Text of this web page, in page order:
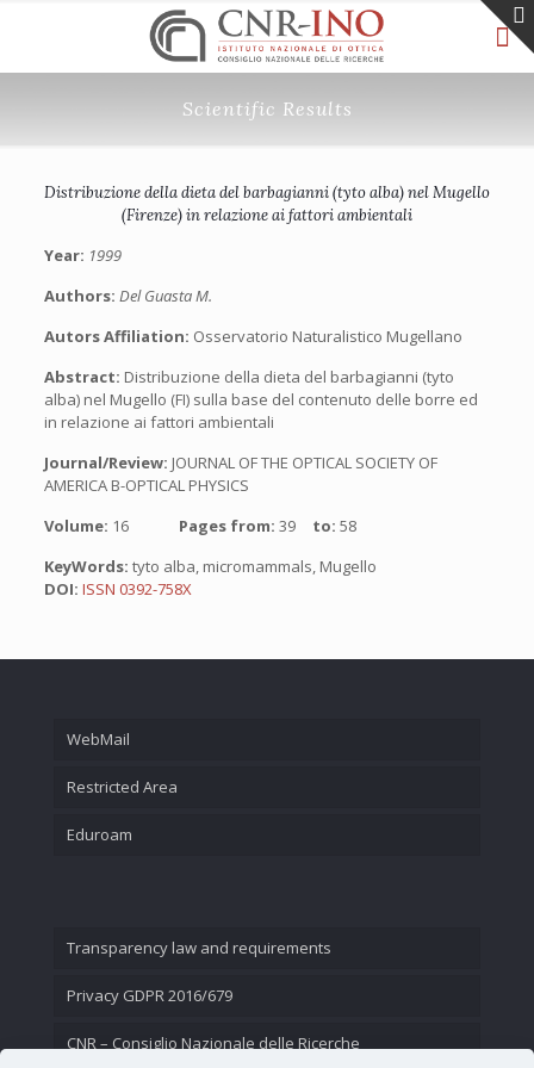
Scientific Results
Distribuzione della dieta del barbagianni (tyto alba) nel Mugello
(Firenze) in relazione ai fattori ambientali
Year: 1999
Authors: Del Guasta M.
Autors Affiliation: Osservatorio Naturalistico Mugellano
Abstract: Distribuzione della dieta del barbagianni (tyto
alba) nel Mugello (FI) sulla base del contenuto delle borre ed
in relazione ai fattori ambientali
Journal/Review: JOURNAL OF THE OPTICAL SOCIETY OF
AMERICA B-OPTICAL PHYSICS
Volume: 16 Pages from: 39 to: 58
KeyWords: tyto alba, micromammals, Mugello
DOI: ISSN 0392-758X
WebMail
Restricted Area
Eduroam
Transparency law and requirements
Privacy GDPR 2016/679
CNR – Consiglio Nazionale delle Ricerche